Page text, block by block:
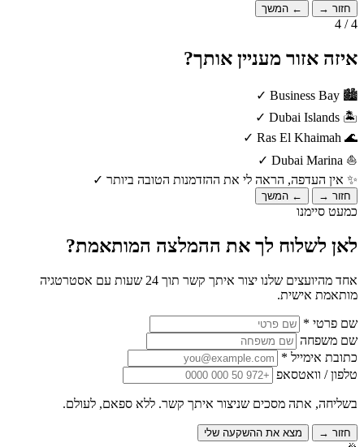
חזור → ← המשך
4 / 4
איזה אזור מעניין אותך?
🏙️
Business Bay
✓
🏝️
Dubai Islands
✓
🌊
Ras El Khaimah
✓
⛵
Dubai Marina
✓
✨ אין העדפה, הראה לי את ההזדמנות הטובה ביותר ✓
חזור → ← המשך
כמעט סיימנו
לאן לשלוח לך את ההמלצה המותאמת?
אחד מהיועצים שלנו יצור איתך קשר תוך 24 שעות עם אסטרטגיה
מותאמת אישית.
שם פרטי *
שם משפחה
כתובת אימייל *
טלפון / וואטסאפ
בשליחה, אתה מסכים שניצור איתך קשר. ללא ספאם, לעולם.
חזור → מצא את ההשקעה שלי